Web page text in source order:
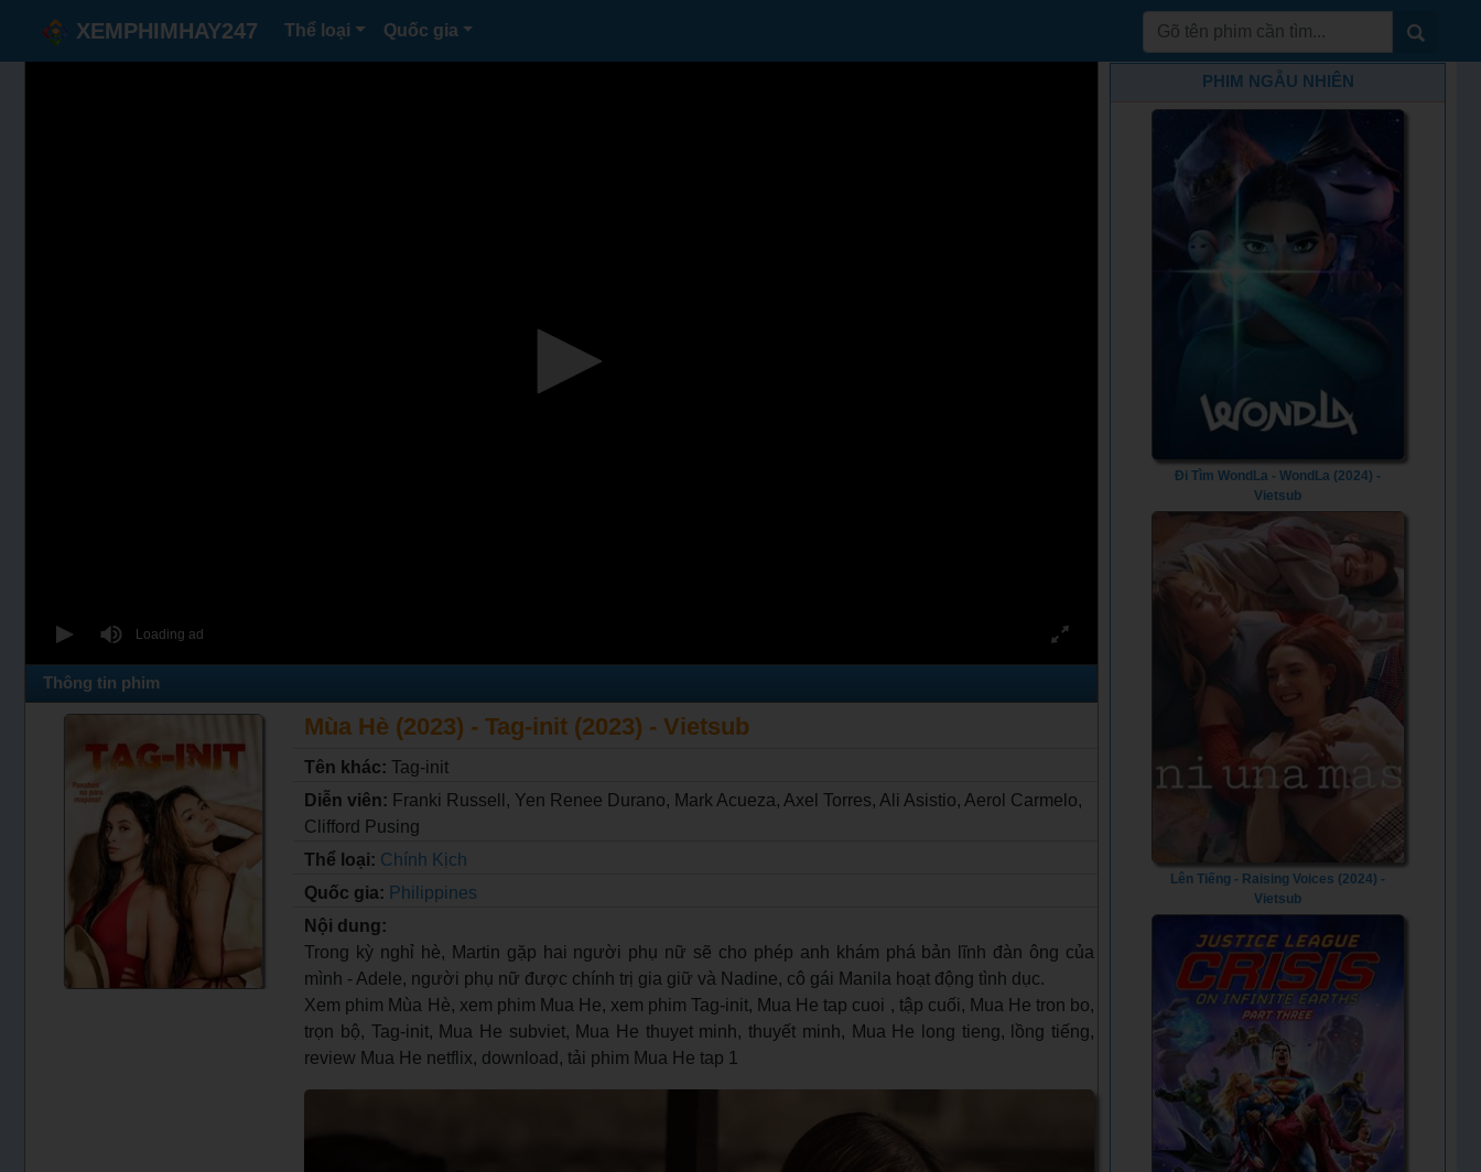
XEMPHIMHAY247 Thể loại Quốc gia
Thông tin phim
Mùa Hè (2023) - Tag-init (2023) - Vietsub
Tên khác:Tag-init
Diễn viên: Franki Russell, Yen Renee Durano, Mark Acueza, Axel Torres, Ali Asistio, Aerol Carmelo,
Clifford Pusing
Thể loại: Chính Kịch
Quốc gia: Philippines
Nội dung:
Trong kỳ nghỉ hè, Martin gặp hai người phụ nữ sẽ cho phép anh khám phá bản lĩnh đàn ông của
mình - Adele, người phụ nữ được chính trị gia giữ và Nadine, cô gái Manila hoạt động tình dục.
Xem phim Mùa Hè, xem phim Mua He, xem phim Tag-init, Mua He tap cuoi , tập cuối, Mua He tron bo,
trọn bộ, Tag-init, Mua He subviet, Mua He thuyet minh, thuyết minh, Mua He long tieng, lồng tiếng,
review Mua He netflix, download, tải phim Mua He tap 1
PHIM NGẪU NHIÊN
Đi Tìm WondLa - WondLa (2024) -
Vietsub
Lên Tiếng - Raising Voices (2024) -
Vietsub